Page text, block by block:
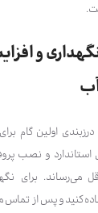
و
اولین گام
استاندارد و نصب
می‌رساند. برای
کنید و پس از تماس